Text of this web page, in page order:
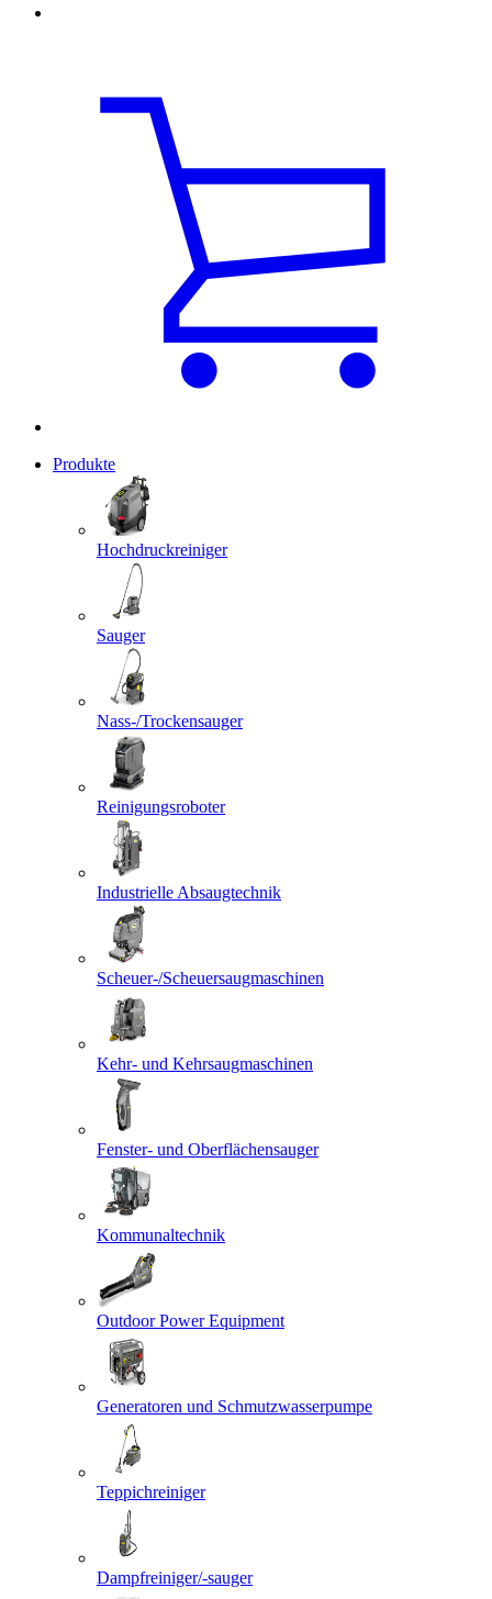
Produkte
Hochdruckreiniger
Sauger
Nass-/Trockensauger
Reinigungsroboter
Industrielle Absaugtechnik
Scheuer-/Scheuersaugmaschinen
Kehr- und Kehrsaugmaschinen
Fenster- und Oberflächensauger
Kommunaltechnik
Outdoor Power Equipment
Generatoren und Schmutzwasserpumpe
Teppichreiniger
Dampfreiniger/-sauger